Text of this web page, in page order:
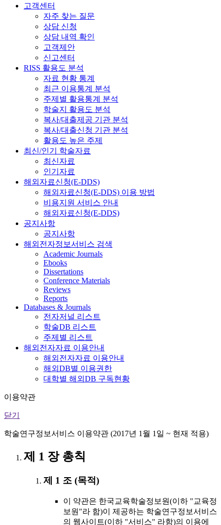
고객센터
자주 찾는 질문
상담 신청
상담 내역 확인
고객제안
신고센터
RISS 활용도 분석
자료 현황 통계
최근 이용통계 분석
주제별 활용통계 분석
학술지 활용도 분석
복사/대출제공 기관 분석
복사/대출신청 기관 분석
활용도 높은 주제
최신/인기 학술자료
최신자료
인기자료
해외자료신청(E-DDS)
해외자료신청(E-DDS) 이용 방법
비용지원 서비스 안내
해외자료신청(E-DDS)
공지사항
공지사항
해외전자정보서비스 검색
Academic Journals
Ebooks
Dissertations
Conference Materials
Reviews
Reports
Databases & Journals
전자저널 리스트
학술DB 리스트
주제별 리스트
해외전자자료 이용안내
해외전자자료 이용안내
해외DB별 이용권한
대학별 해외DB 구독현황
이용약관
닫기
학술연구정보서비스 이용약관 (2017년 1월 1일 ~ 현재 적용)
제 1 장 총칙
제 1 조 (목적)
이 약관은 한국교육학술정보원(이하 "교육정
보원"라 함)이 제공하는 학술연구정보서비스
의 웹사이트(이하 "서비스" 라함)의 이용에